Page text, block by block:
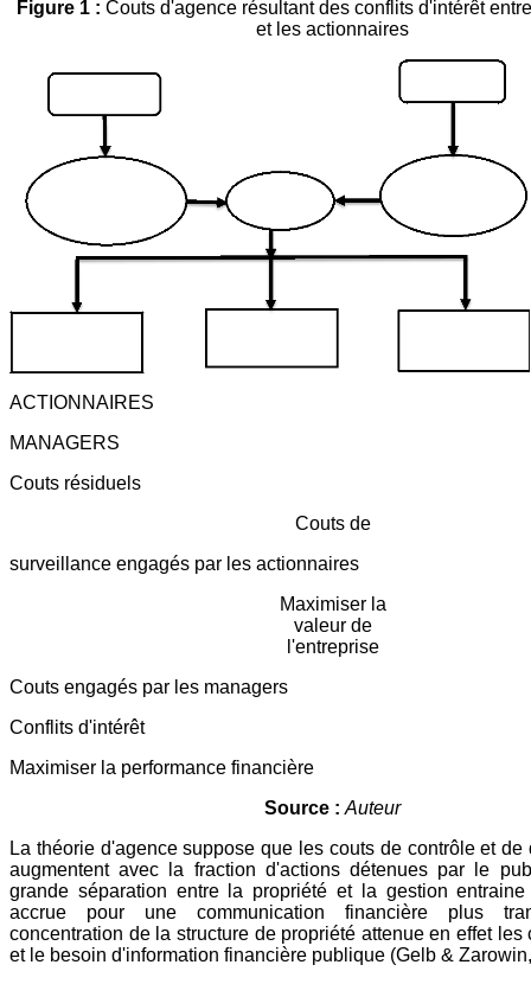
Figure 1 : Couts d'agence résultant des conflits d'intérêt
et les actionnaires
ACTIONNAIRES
MANAGERS
Couts résiduels
Couts de
surveillance engagés par les actionnaires
Maximiser la
valeur de
l'entreprise
Couts engagés par les managers
Conflits d'intérêt
Maximiser la performance financière
Source : Auteur
La théorie d'agence suppose que les couts de contrôle et de
augmentent avec la fraction d'actions détenues par le
grande séparation entre la propriété et la gestion
accrue pour une communication financière plus
concentration de la structure de propriété attenue en effet les
et le besoin d'information financière publique (Gelb &